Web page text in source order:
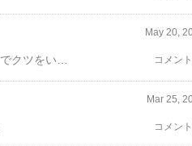
May 20,
コメン
Mar 25,
コメン